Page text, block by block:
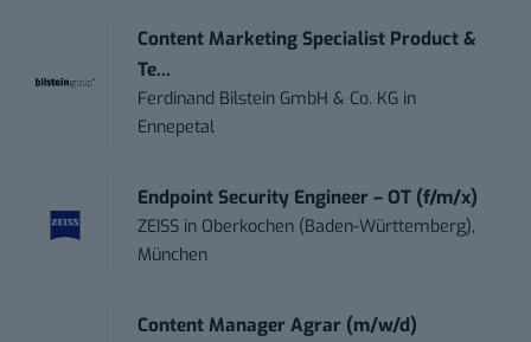
Content Marketing Specialist Product &
Te...
Ferdinand Bilstein GmbH & Co. KG in
Ennepetal
Endpoint Security Engineer – OT (f/m/x)
ZEISS in Oberkochen (Baden-Württemberg),
München
Content Manager Agrar (m/w/d)